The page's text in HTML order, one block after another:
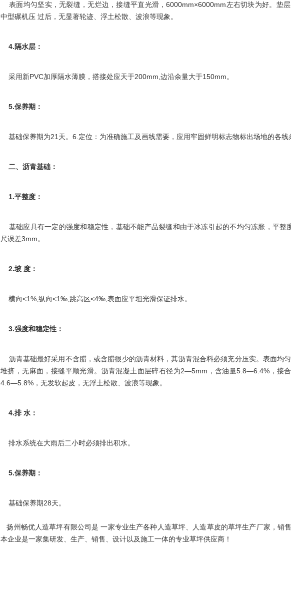
表面均匀坚实，无裂缝，无烂边，接缝平直光滑，6000mm×6000mm左右切块为好。垫
中型碾机压 过后，无显著轮迹、浮土松散、波浪等现象。
4.隔水层：
采用新PVC加厚隔水薄膜，搭接处应天于200mm,边沿余量大于150mm。
5.保养期：
基础保养期为21天。6.定位：为准确施工及画线需要，应用牢固鲜明标志物标出场地的各线
二、沥青基础：
1.平整度：
基础应具有一定的强度和稳定性，基础不能产品裂缝和由于冰冻引起的不均匀冻胀，平整
尺误差3mm。
2.坡 度：
横向<1%,纵向<1‰,跳高区<4‰,表面应平坦光滑保证排水。
3.强度和稳定性：
沥青基础最好采用不含腊，或含腊很少的沥青材料，其沥青混合料必须充分压实。表面均
堆挤，无麻面，接缝平顺光滑。沥青混凝土面层碎石径为2—5mm，含油量5.8—6.4%，接
4.6—5.8%，无发软起皮，无浮土松散、波浪等现象。
4.排 水：
排水系统在大雨后二小时必须排出积水。
5.保养期：
基础保养期28天。
扬州畅优人造草坪有限公司是 一家专业生产各种人造草坪、人造草皮的草坪生产厂家，销
本企业是一家集研发、生产、销售、设计以及施工一体的专业草坪供应商！